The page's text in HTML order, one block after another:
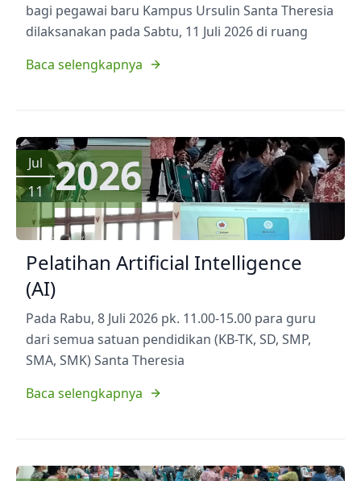
bagi pegawai baru Kampus Ursulin Santa Theresia
dilaksanakan pada Sabtu, 11 Juli 2026 di ruang
Baca selengkapnya
Jul
11 2026
Pelatihan Artificial Intelligence
(AI)
Pada Rabu, 8 Juli 2026 pk. 11.00-15.00 para guru
dari semua satuan pendidikan (KB-TK, SD, SMP,
SMA, SMK) Santa Theresia
Baca selengkapnya